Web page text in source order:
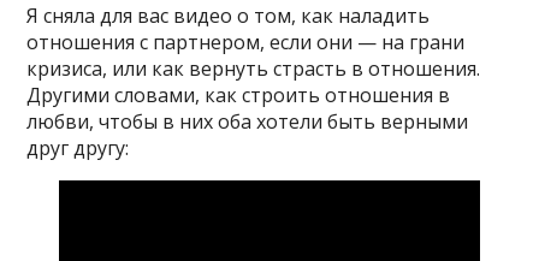
Я сняла для вас видео о том, как наладить
отношения с партнером, если они — на грани
кризиса, или как вернуть страсть в отношения.
Другими словами, как строить отношения в
любви, чтобы в них оба хотели быть верными
друг другу: